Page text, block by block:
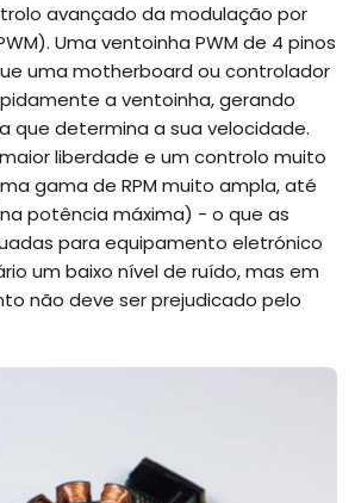
avançado da modulação por
Uma ventoinha PWM de 4 pinos
uma motherboard ou controlador
a ventoinha, gerando
que determina a sua velocidade.
liberdade e um controlo muito
gama de RPM muito ampla, até
potência máxima) - o que as
para equipamento eletrónico
um baixo nível de ruído, mas em
não deve ser prejudicado pelo